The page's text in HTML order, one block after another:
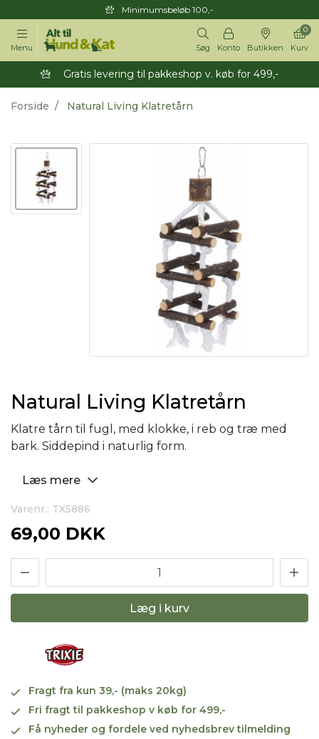
Minimumsbeløb 100,-
Menu Søg Konto Butikken Kurv
0
Gratis levering til pakkeshop v. køb for 499,-
Forside Natural Living Klatretårn
Natural Living Klatretårn
Klatre tårn til fugl, med klokke, i reb og træ med
bark. Siddepind i naturlig form.
Læs mere
Varenr.: TX5886
69,00 DKK
Læg i kurv
Fragt fra kun 39,- (maks 20kg)
Fri fragt til pakkeshop v køb for 499,-
Få nyheder og fordele ved nyhedsbrev tilmelding